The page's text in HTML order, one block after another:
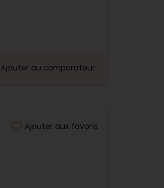
Ajouter au comparateur
Ajouter aux favoris